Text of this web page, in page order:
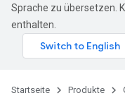
Sprache zu übersetzen.
enthalten.
Startseite Produkte